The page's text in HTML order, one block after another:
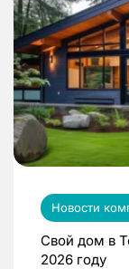
Новости
Свой дом в
2026 году